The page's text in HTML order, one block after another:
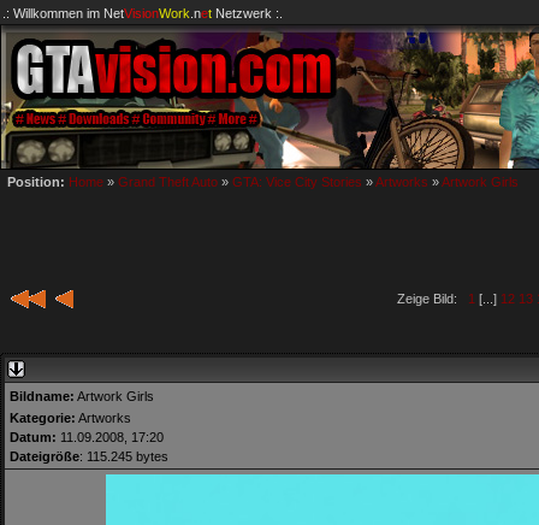
.: Willkommen im NetVisionWork .netNetzwerk :.
Position: Home » Grand Theft Auto » GTA: Vice City Stories »Artworks »Artwork Girls
Zeige Bild: 1 [...] 12 13
Bildname: Artwork Girls
Kategorie: Artworks
Datum: 11.09.2008, 17:20
Dateigröße: 115.245 bytes